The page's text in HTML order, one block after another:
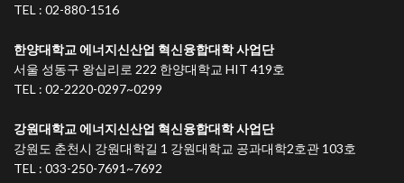
TEL : 02-880-1516
한양대학교 에너지신산업 혁신융합대학 사업단
서울 성동구 왕십리로 222 한양대학교 HIT 419호
TEL : 02-2220-0297~0299
강원대학교 에너지신산업 혁신융합대학 사업단
강원도 춘천시 강원대학길 1 강원대학교 공과대학2호관 103호
TEL : 033-250-7691~7692